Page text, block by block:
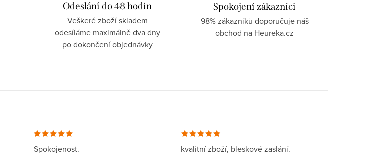
Odeslání do 48 hodin
Veškeré zboží skladem
odesíláme maximálně dva dny
po dokončení objednávky
Spokojení zákazníci
98% zákazníků doporučuje náš
obchod na Heureka.cz
Spokojenost.
kvalitní zboží, bleskové zaslání.